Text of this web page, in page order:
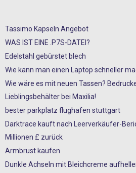
Tassimo Kapseln Angebot
WAS IST EINE .P7S-DATEI?
Edelstahl gebürstet blech
Wie kann man einen Laptop schneller
Wie wäre es mit neuen Tassen?
Lieblingsbehälter bei Maxilia!
bester parkplatz flughafen stuttgart
Darktrace kauft nach Leerverkäufer-
Millionen £ zurück
Armbrust kaufen
Dunkle Achseln mit Bleichcreme